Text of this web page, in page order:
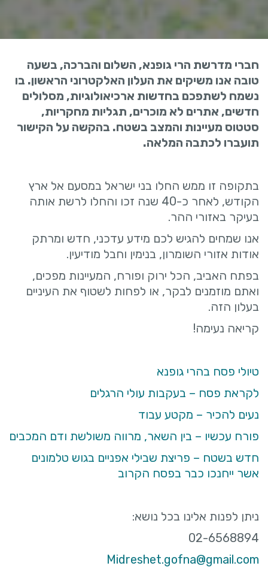
חברי מדרשת הרי גופנא, השלום והברכה, בשעה
טובה אנו משיקים את העלון האלקטרוני הראשון. בו
נשמח לשתפכם בחדשות ארכיאולוגיות, מסלולים
חדשים, אתרים לא מוכרים, תגליות מחקריות,
סטטוס מעיינות והמצב בשטח. בהקשה על הקישור
תועברו לכתבה המלאה.
בתקופה זו ממש החלו בני ישראל במסעם אל ארץ
הקודש, לאחר כ-40 שנה זכו והחלו לרשת אותה
בעיקר באזורי ההר.
אנו שמחים להגיש לכם מידע עדכני, חדש ומרתק
אודות אזורי השומרון, בנימין וחבל מודיעין.
בפתח האביב, הכל ירוק ופורח, המעיינות מפכים,
ואתם מוזמנים לבקר, או לפחות לשטוף את העיניים
בעלון הזה.
קריאה נעימה!
טיולי פסח בהרי גופנא
לקראת פסח – בעקבות עולי הרגלים
נעים להכיר – מקטע עבוד
פורח עכשיו – בין השאר, מרווה משולשת ודם המכבים
חדש בשטח – פריצת שבילי אפניים בגוש טלמונים
אשר ייחנכו כבר בפסח הקרוב
ניתן לפנות אלינו בכל נושא:
02-6568894
Midreshet.gofna@gmail.com